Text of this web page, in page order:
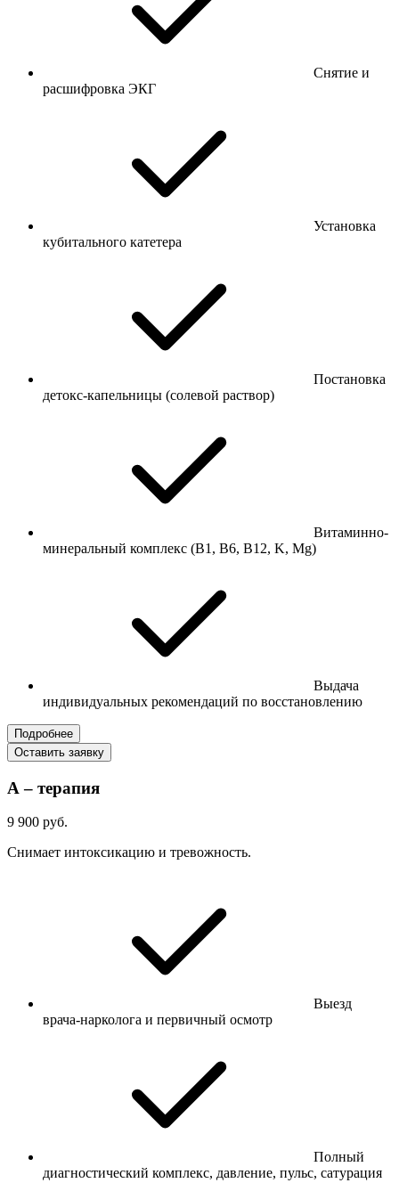
Снятие и
расшифровка ЭКГ
Установка
кубитального катетера
Постановка
детокс-капельницы (солевой раствор)
Витаминно-
минеральный комплекс (В1, В6, В12, K, Mg)
Выдача
индивидуальных рекомендаций по восстановлению
Подробнее
Оставить заявку
А – терапия
9 900 руб.
Снимает интоксикацию и тревожность.
Выезд
врача-нарколога и первичный осмотр
Полный
диагностический комплекс, давление, пульс, сатурация